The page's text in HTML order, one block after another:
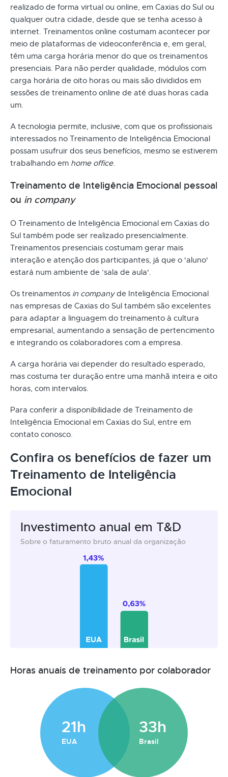
realizado de forma virtual ou online, em Caxias do Sul ou
qualquer outra cidade, desde que se tenha acesso à
internet. Treinamentos online costumam acontecer por
meio de plataformas de videoconferência e, em geral,
têm uma carga horária menor do que os treinamentos
presenciais. Para não perder qualidade, módulos com
carga horária de oito horas ou mais são divididos em
sessões de treinamento online de até duas horas cada
um.
A tecnologia permite, inclusive, com que os profissionais
interessados no Treinamento de Inteligência Emocional
possam usufruir dos seus benefícios, mesmo se estiverem
trabalhando em home office.
Treinamento de Inteligência Emocional pessoal
ou in company
O Treinamento de Inteligência Emocional em Caxias do
Sul também pode ser realizado presencialmente.
Treinamentos presenciais costumam gerar mais
interação e atenção dos participantes, já que o 'aluno'
estará num ambiente de ‘sala de aula'.
Os treinamentos in companyde Inteligência Emocional
nas empresas de Caxias do Sul também são excelentes
para adaptar a linguagem do treinamento à cultura
empresarial, aumentando a sensação de pertencimento
e integrando os colaboradores com a empresa.
A carga horária vai depender do resultado esperado,
mas costuma ter duração entre uma manhã inteira e oito
horas, com intervalos.
Para conferir a disponibilidade de Treinamento de
Inteligência Emocional em Caxias do Sul, entre em
contato conosco.
Confira os benefícios de fazer um
Treinamento de Inteligência
Emocional
Investimento anual em T&D
Sobre o faturamento bruto anual da organização
Horas anuais de treinamento por colaborador
21h
EUA
33h
Brasil